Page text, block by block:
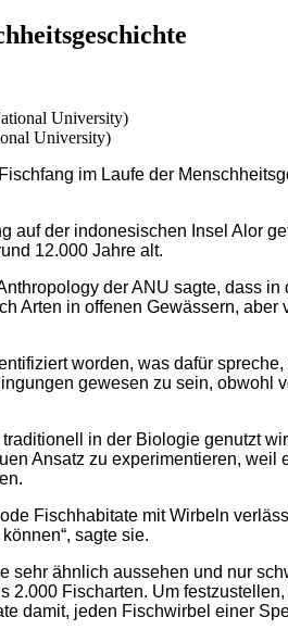
University)
im Laufe der
der indonesischen Insel Alor
12.000 Jahre alt.
der ANU sagte, dass
Arten in offenen Gewässern,
worden, was dafür
gewesen zu sein, obwohl
in der Biologie genutzt
Ansatz zu experimentieren,
Fischhabitate mit Wirbeln
sagte sie.
ähnlich aussehen und nur
Fischarten. Um
damit, jeden Fischwirbel einer